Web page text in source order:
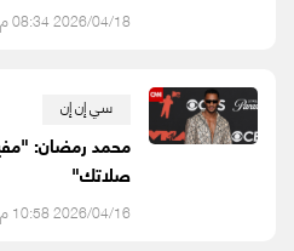
2026/04/18 08:34 م
سي إن إن
محمد رمضان:
صلاتك"
2026/04/16 10:58 م